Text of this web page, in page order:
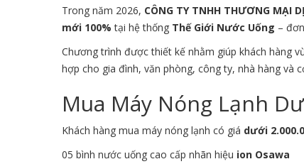
Trong năm 2026, CÔNG TY TNHH THƯƠNG MẠI
mới 100% tại hệ thống Thế Giới Nước Uống –
Chương trình được thiết kế nhằm giúp khách hàng
hợp cho gia đình, văn phòng, công ty, nhà hàng và
Mua Máy Nóng Lạnh
Khách hàng mua máy nóng lạnh có giá dưới
05 bình nước uống cao cấp nhãn hiệu ion Osawa